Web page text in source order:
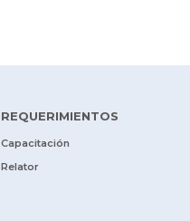
REQUERIMIENTOS
Capacitación
Relator